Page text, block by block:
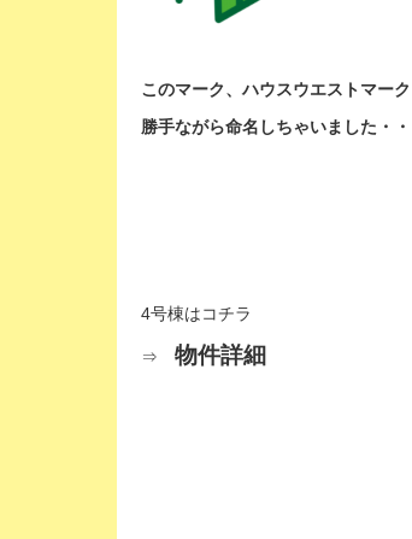
このマーク、ハウスウエストマーク
勝手ながら命名しちゃいました・・
4号棟はコチラ
⇒ 物件詳細